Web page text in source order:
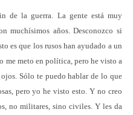
de la guerra. La gente está muy
muchísimos años. Desconozco si
es que los rusos han ayudado a un
me meto en política, pero he visto a
Sólo te puedo hablar de lo que
pero yo he visto esto. Y no creo
no militares, sino civiles. Y les da